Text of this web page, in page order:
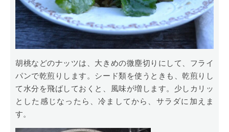
胡桃などのナッツは、大きめの微塵切りにして、フライ
パンで乾煎りします。シード類を使うときも、乾煎りし
て水分を飛ばしておくと、風味が増します。少しカリッ
とした感じなったら、冷ましてから、サラダに加えま
す。